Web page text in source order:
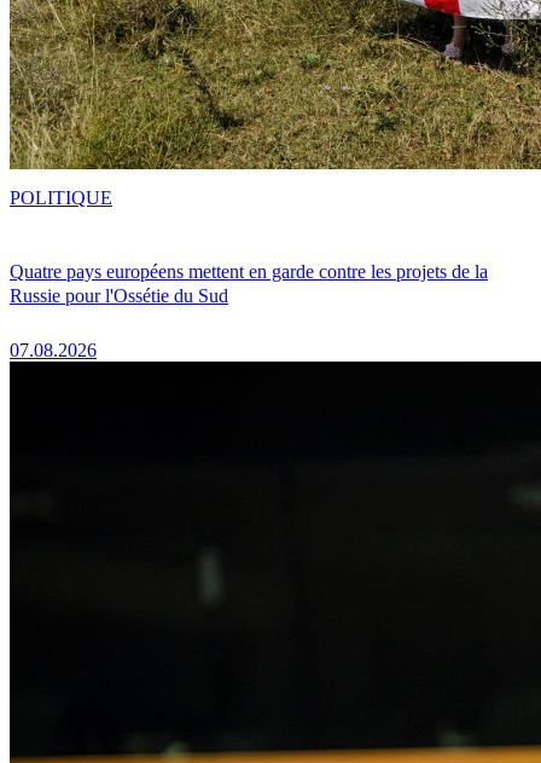
Quatre pays européens mettent en garde contre les projets de la
Russie pour l'Ossétie du Sud
07.08.2026
POLITIQUE